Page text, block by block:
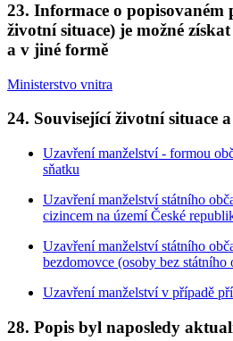
23. Informace o popisovaném
životní situace) je možné
a v jiné formě
Ministerstvo vnitra
24. Související životní situace
Uzavření manželství - formou
sňatku
Uzavření manželství státního
cizincem na území České
Uzavření manželství státního
bezdomovce (osoby bez
Uzavření manželství v případě
28. Popis byl naposledy